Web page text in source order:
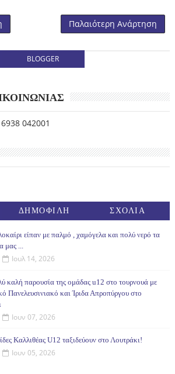
Παλαιότερη Ανάρτηση
BLOGGER
042001
ΔΗΜΟΦΙΛΗ ΣΧΟΛΙΑ
είπαν με παλμό , χαμόγελα και πολύ νερό τα
μας ...
Ιουλ 14, 2026
καλή παρουσία της ομάδας u12 στο τουρνουά με
Πανελευσινιακό και Ίριδα Απροπύργου στο
Ιουν 07, 2026
Καλλιθέας U12 ταξιδεύουν στο Λουτράκι!
Ιουν 05, 2026